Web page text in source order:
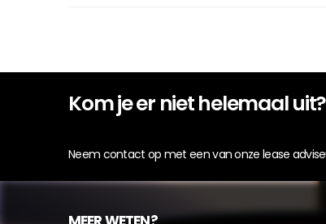
Kom je er niet helemaal uit?
Neem contact op met een van onze lease